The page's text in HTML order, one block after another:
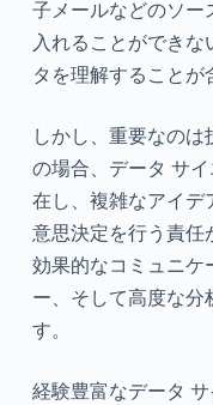
子メールなどのソー
入れることができ
タを理解することが
しかし、重要なのは
の場合、データ サ
在し、複雑なアイデ
意思決定を行う責任
効果的なコミュニケ
ー、そして高度な
す。
経験豊富なデータ